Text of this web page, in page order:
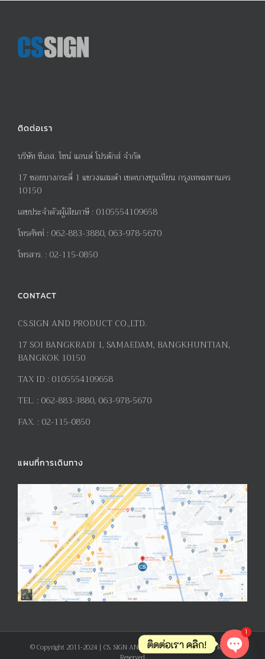
ติดต่อเรา
บริษัท ซีเอส. ไซน์ แอนด์ โปรดักส์ จำกัด
17ซอยบางกระดี่ 1 แขวงแสมดำ เขตบางขุนเทียน กรุงเทพมหานคร
10150
เลขประจำตัวผู้เสียภาษี : 0105554109658
โทรศัพท์ : 062-883-3880, 063-978-5670
โทรสาร. : 02-115-0850
CONTACT
CS.SIGN AND PRODUCT CO.,LTD.
17 SOI BANGKRADI 1, SAMAEDAM, BANGKHUNTIAN,
BANGKOK 10150
TAX ID : 0105554109658
TEL. : 062-883-3880, 063-978-5670
FAX. : 02-115-0850
แผนที่การเดินทาง
© Copyright 2011-2024 | CS. SIGN AND PRODUCT CO., LTD. | All Rights
ติดต่อเรา คลิก!
1